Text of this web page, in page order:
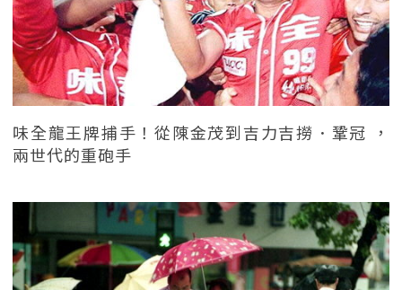
味全龍王牌捕手！從陳金茂到吉力吉撈．鞏冠 ，
兩世代的重砲手